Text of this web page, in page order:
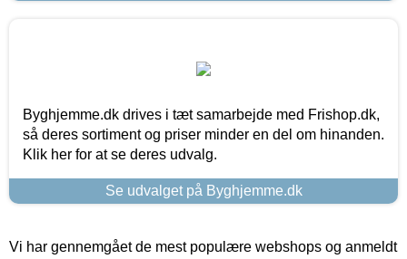
Byghjemme.dk drives i tæt samarbejde med Frishop.dk,
så deres sortiment og priser minder en del om hinanden.
Klik her for at se deres udvalg.
Se udvalget på Byghjemme.dk
Vi har gennemgået de mest populære webshops og anmeldt